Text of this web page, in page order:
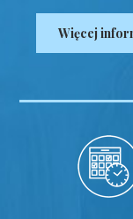
Więcej